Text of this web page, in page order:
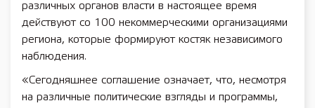
различных органов власти в настоящее время
действуют со 100 некоммерческими организациями
региона, которые формируют костяк независимого
наблюдения.
«Сегодняшнее соглашение означает, что, несмотря
на различные политические взгляды и программы,